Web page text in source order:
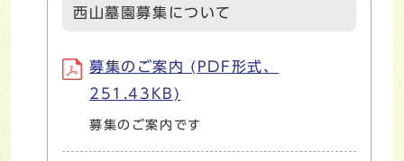
西山墓園募集について
募集のご案内 (PDF形式、
251.43KB)
募集のご案内です